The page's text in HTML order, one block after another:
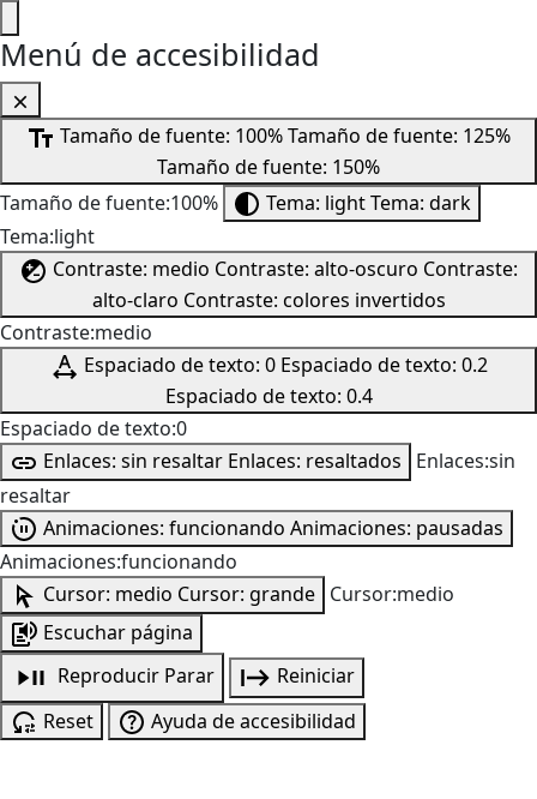
Menú de accesibilidad
Tamaño de fuente: 100%Tamaño de fuente: 125%
Tamaño de fuente: 150%
Tamaño de fuente:100%
Tema: lightTema: dark
Tema:light
Contraste: medio Contraste: alto-oscuro Contraste:
alto-claro Contraste: colores invertidos
Contraste:medio
Espaciado de texto: 0 Espaciado de texto: 0.2
Espaciado de texto: 0.4
Espaciado de texto:0
Enlaces: sin resaltar Enlaces: resaltados
Enlaces:sin
resaltar
Animaciones: funcionando Animaciones: pausadas
Animaciones:funcionando
Cursor: medio Cursor: grande Cursor:medio
Escuchar página
Reproducir Parar
Reiniciar
Reset
Ayuda de accesibilidad